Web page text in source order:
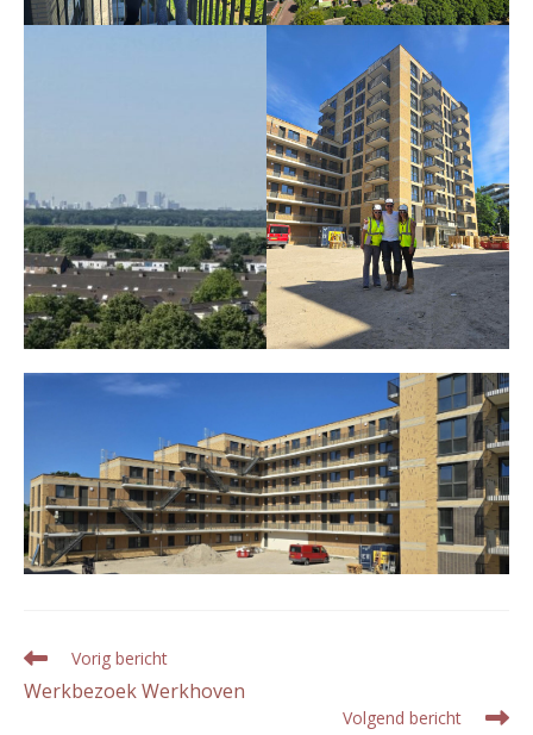
Lees
artikelen
Vorig bericht
Werkbezoek Werkhoven
Volgend bericht